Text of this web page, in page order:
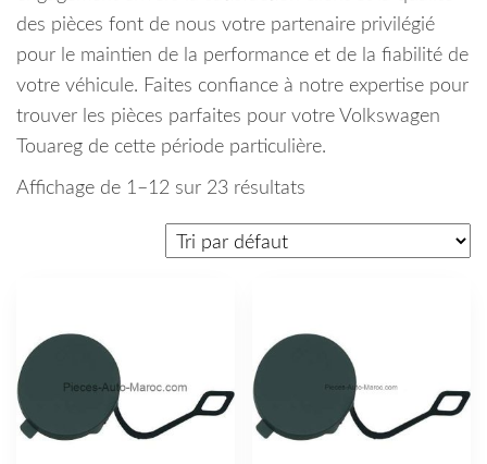
des pièces font de nous votre partenaire privilégié
pour le maintien de la performance et de la fiabilité de
votre véhicule. Faites confiance à notre expertise pour
trouver les pièces parfaites pour votre Volkswagen
Touareg de cette période particulière.
Affichage de 1–12 sur 23 résultats